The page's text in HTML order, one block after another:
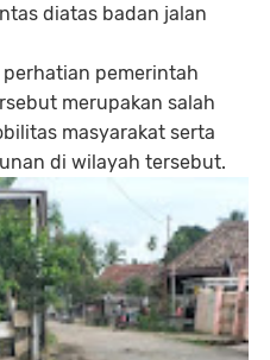
diatas badan jalan
pemerintah
merupakan salah
masyarakat serta
di wilayah tersebut.